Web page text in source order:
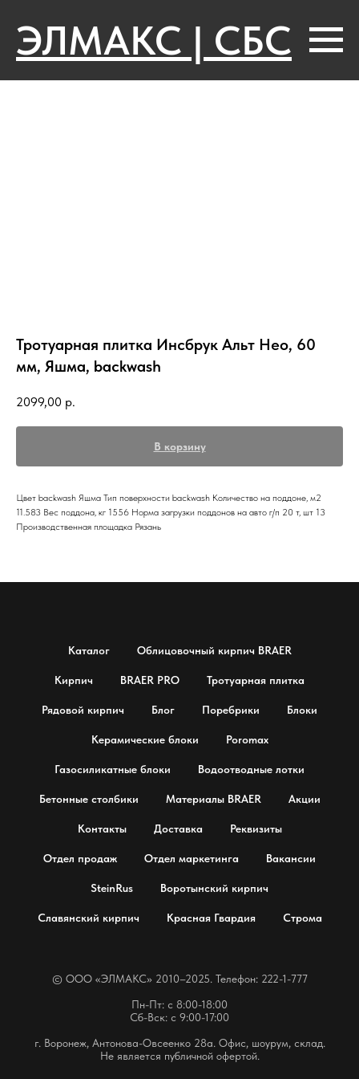
ЭЛМАКС | СБС
Тротуарная плитка Инсбрук Альт Нео, 60
мм, Яшма, backwash
2099,00 р.
В корзину
Цвет backwash Яшма Тип поверхности backwash Количество на поддоне, м2
11.583 Вес поддона, кг 1556 Норма загрузки поддонов на авто г/п 20 т, шт 13
Производственная площадка Рязань
Каталог Облицовочный кирпич BRAER
Кирпич BRAER PRO Тротуарная плитка
Рядовой кирпич Блог Поребрики Блоки
Керамические блоки Poromax
Газосиликатные блоки Водоотводные лотки
Бетонные столбики Материалы BRAER Акции
Контакты Доставка Реквизиты
Отдел продаж Отдел маркетинга Вакансии
SteinRus Воротынский кирпич
Славянский кирпич Красная Гвардия Строма
© OOO «ЭЛМАКС» 2010–2025. Телефон: 222-1-777
Пн-Пт: с 8:00-18:00
Сб-Вск: с 9:00-17:00
г. Воронеж, Антонова-Овсеенко 28а. Офис, шоурум, склад.
Не является публичной офертой.